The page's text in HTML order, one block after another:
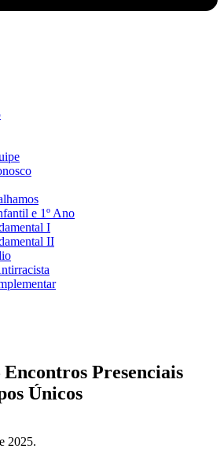
e 1º Ano
I
II
Encontros Presenciais
Únicos
2025.